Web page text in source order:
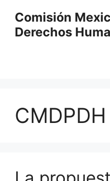
Comisión
Derechos
CMDPDH